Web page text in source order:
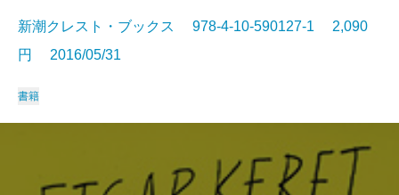
新潮クレスト・ブックス 978-4-10-590127-1 2,090
円 2016/05/31
書籍